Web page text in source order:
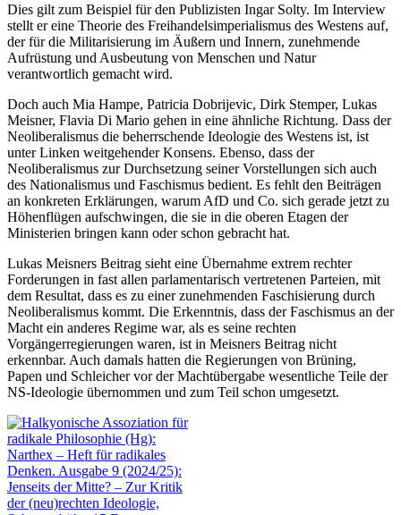
Dies gilt zum Beispiel für den Publizisten Ingar Solty. Im Interview
stellt er eine Theorie des Freihandelsimperialismus des Westens auf,
der für die Militarisierung im Äußern und Innern, zunehmende
Aufrüstung und Ausbeutung von Menschen und Natur
verantwortlich gemacht wird.
Doch auch Mia Hampe, Patricia Dobrijevic, Dirk Stemper, Lukas
Meisner, Flavia Di Mario gehen in eine ähnliche Richtung. Dass der
Neoliberalismus die beherrschende Ideologie des Westens ist, ist
unter Linken weitgehender Konsens. Ebenso, dass der
Neoliberalismus zur Durchsetzung seiner Vorstellungen sich auch
des Nationalismus und Faschismus bedient. Es fehlt den Beiträgen
an konkreten Erklärungen, warum AfD und Co. sich gerade jetzt zu
Höhenflügen aufschwingen, die sie in die oberen Etagen der
Ministerien bringen kann oder schon gebracht hat.
Lukas Meisners Beitrag sieht eine Übernahme extrem rechter
Forderungen in fast allen parlamentarisch vertretenen Parteien, mit
dem Resultat, dass es zu einer zunehmenden Faschisierung durch
Neoliberalismus kommt. Die Erkenntnis, dass der Faschismus an der
Macht ein anderes Regime war, als es seine rechten
Vorgängerregierungen waren, ist in Meisners Beitrag nicht
erkennbar. Auch damals hatten die Regierungen von Brüning,
Papen und Schleicher vor der Machtübergabe wesentliche Teile der
NS-Ideologie übernommen und zum Teil schon umgesetzt.